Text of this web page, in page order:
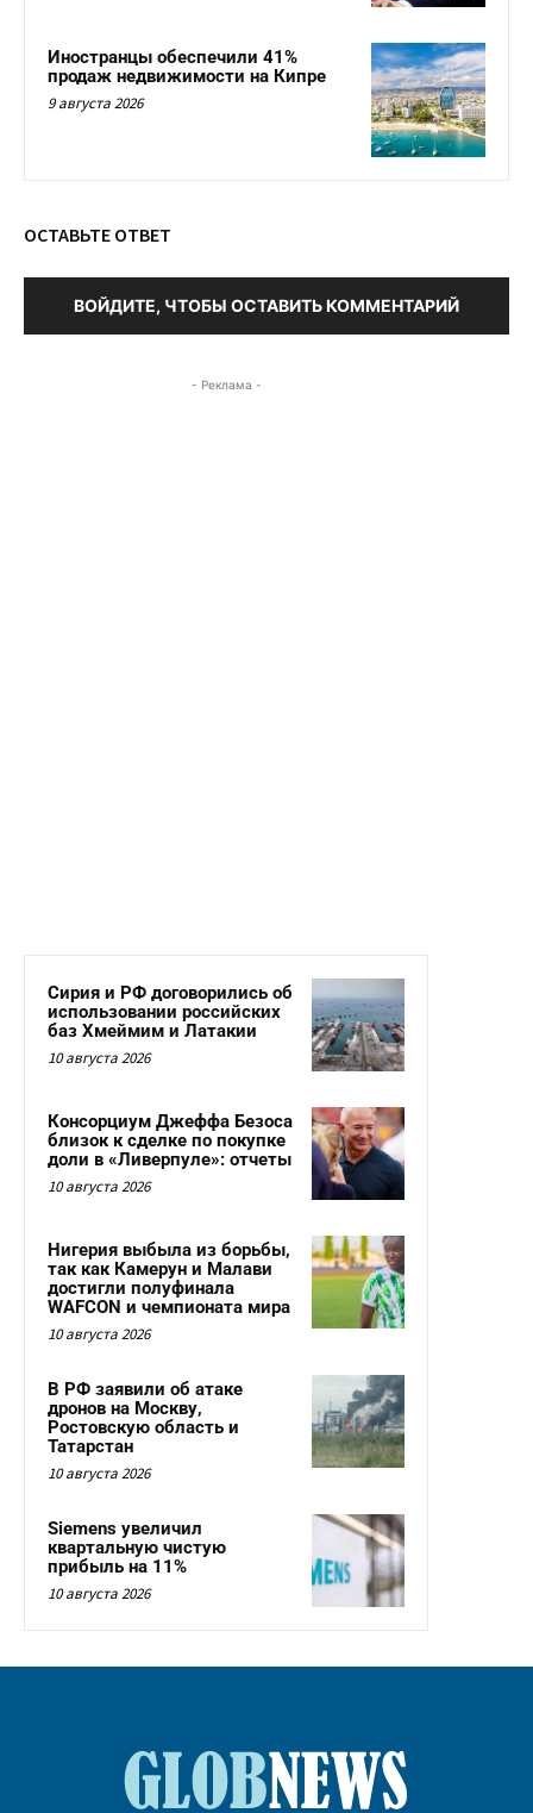
Иностранцы обеспечили 41%
продаж недвижимости на Кипре
9 августа 2026
ОСТАВЬТЕ ОТВЕТ
ВОЙДИТЕ, ЧТОБЫ ОСТАВИТЬ КОММЕНТАРИЙ
- Реклама -
Сирия и РФ договорились об
использовании российских
баз Хмеймим и Латакии
10 августа 2026
Консорциум Джеффа Безоса
близок к сделке по покупке
доли в «Ливерпуле»: отчеты
10 августа 2026
Нигерия выбыла из борьбы,
так как Камерун и Малави
достигли полуфинала
WAFCON и чемпионата мира
10 августа 2026
В РФ заявили об атаке
дронов на Москву,
Ростовскую область и
Татарстан
10 августа 2026
Siemens увеличил
квартальную чистую
прибыль на 11%
10 августа 2026